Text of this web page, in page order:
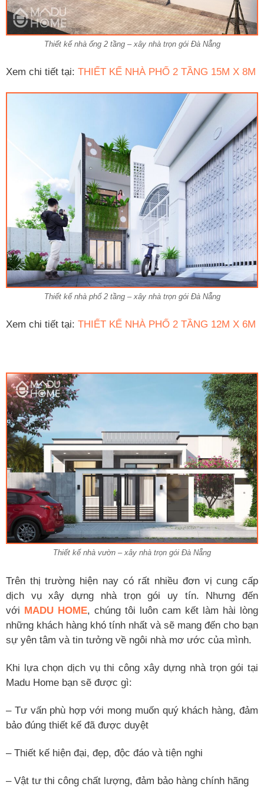
Thiết kế nhà ống 2 tầng – xây nhà trọn gói Đà Nẵng
Xem chi tiết tại: THIẾT KẾ NHÀ PHỐ 2 TẦNG 15M X 8M
Thiết kế nhà phố 2 tầng – xây nhà trọn gói Đà Nẵng
Xem chi tiết tại: THIẾT KẾ NHÀ PHỐ 2 TẦNG 12M X 6M
Thiết kế nhà vườn – xây nhà trọn gói Đà Nẵng
Trên thị trường hiện nay có rất nhiều đơn vị cung cấp
dịch vụ xây dựng nhà trọn gói uy tín. Nhưng đến
với MADU HOME, chúng tôi luôn cam kết làm hài lòng
những khách hàng khó tính nhất và sẽ mang đến cho bạn
sự yên tâm và tin tưởng về ngôi nhà mơ ước của mình.
Khi lựa chọn dịch vụ thi công xây dựng nhà trọn gói tại
Madu Home bạn sẽ được gì:
– Tư vấn phù hợp với mong muốn quý khách hàng, đảm
bảo đúng thiết kế đã được duyệt
– Thiết kế hiện đại, đẹp, độc đáo và tiện nghi
– Vật tư thi công chất lượng, đảm bảo hàng chính hãng